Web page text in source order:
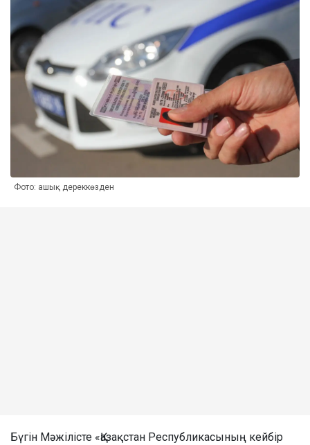
Фото: ашық дереккөзден
Бүгін Мәжілісте «Қазақстан Республикасының кейбір